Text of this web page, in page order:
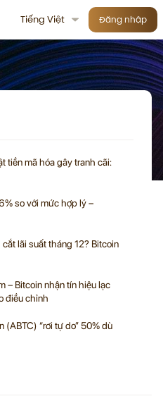
Tiếng Việt Đăng nhập
tiền mã hóa gây tranh cãi:
so với mức hợp lý –
cắt lãi suất tháng 12? Bitcoin
– Bitcoin nhận tín hiệu lạc
điều chỉnh
(ABTC) “rơi tự do” 50% dù